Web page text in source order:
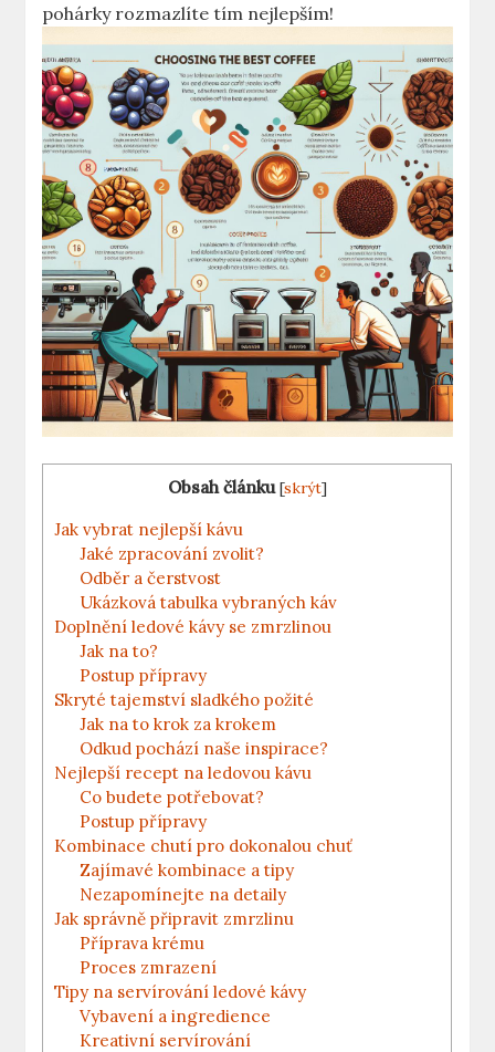
pohárky rozmazlíte tím nejlepším!
Obsah článku [skrýt]
Jak⁣ vybrat nejlepší kávu
Jaké‍ zpracování zvolit?
Odběr a čerstvost
Ukázková ⁣tabulka⁤ vybraných ⁣káv
Doplnění ledové kávy se zmrzlinou
Jak na to?
Postup přípravy
Skryté tajemství sladkého požité
Jak na to krok za krokem
Odkud pochází naše inspirace?
Nejlepší⁣ recept na ledovou kávu
Co budete potřebovat?
Postup přípravy
Kombinace​ chutí pro dokonalou chuť
Zajímavé kombinace a tipy
Nezapomínejte na detaily
Jak správně ‍připravit zmrzlinu
Příprava krému
Proces ⁣zmrazení
Tipy na servírování ledové ⁣kávy
Vybavení a ingredience
Kreativní servírování